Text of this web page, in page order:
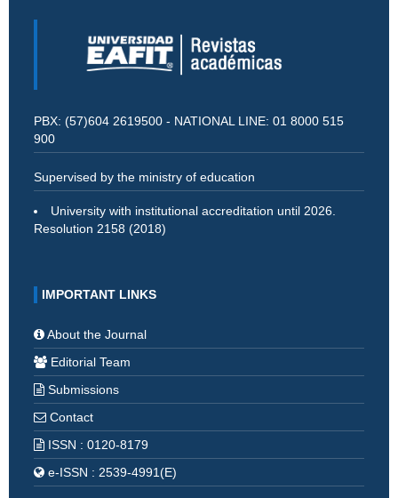
PBX: (57)604 2619500 - NATIONAL LINE: 01 8000 515
900
Supervised by the ministry of education
University with institutional accreditation until 2026.
Resolution 2158 (2018)
IMPORTANT LINKS
About the Journal
Editorial Team
Submissions
Contact
ISSN : 0120-8179
e-ISSN : 2539-4991(E)